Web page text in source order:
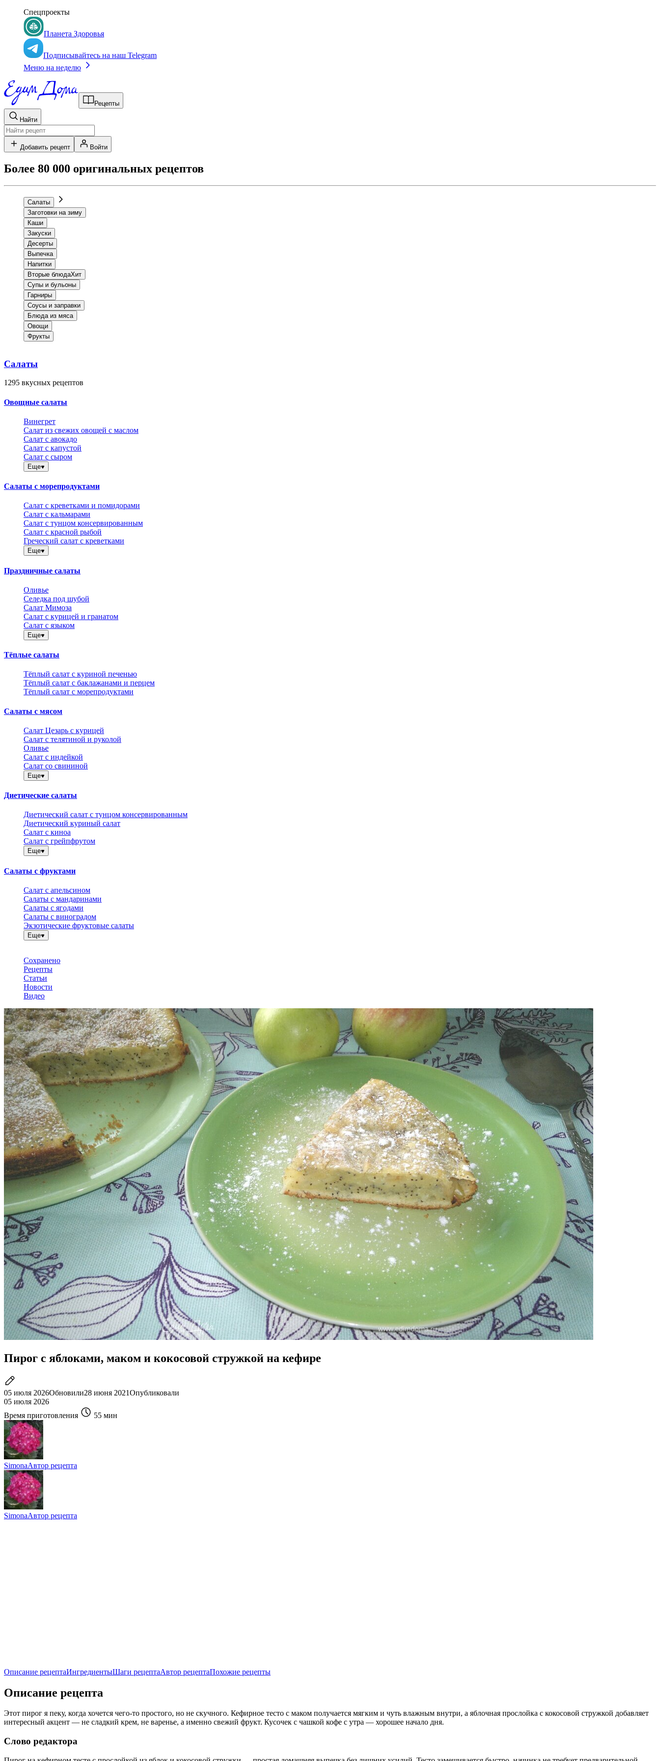
Спецпроекты
Планета Здоровья
Подписывайтесь на наш Telegram
Меню на неделю
Рецепты
Найти
Добавить рецепт Войти
Более 80 000 оригинальных рецептов
Салаты
Заготовки на зиму
Каши
Закуски
Десерты
Выпечка
Напитки
Вторые блюдаХит
Супы и бульоны
Гарниры
Соусы и заправки
Блюда из мяса
Овощи
Фрукты
Салаты
1295 вкусных рецептов
Овощные салаты
Винегрет
Салат из свежих овощей с маслом
Салат с авокадо
Салат с капустой
Салат с сыром
Еще
Салаты с морепродуктами
Салат с креветками и помидорами
Салат с кальмарами
Салат с тунцом консервированным
Салат с красной рыбой
Греческий салат с креветками
Еще
Праздничные салаты
Оливье
Селедка под шубой
Салат Мимоза
Салат с курицей и гранатом
Салат с языком
Еще
Тёплые салаты
Тёплый салат с куриной печенью
Тёплый салат с баклажанами и перцем
Тёплый салат с морепродуктами
Салаты с мясом
Салат Цезарь с курицей
Салат с телятиной и руколой
Оливье
Салат с индейкой
Салат со свининой
Еще
Диетические салаты
Диетический салат с тунцом консервированным
Диетический куриный салат
Салат с киноа
Салат с грейпфрутом
Еще
Салаты с фруктами
Салат с апельсином
Салаты с мандаринами
Салаты с ягодами
Салаты с виноградом
Экзотические фруктовые салаты
Еще
Сохранено
Рецепты
Статьи
Новости
Видео
Пирог с яблоками, маком и кокосовой стружкой на кефире
05 июля 2026Обновили28 июня 2021Опубликовали
05 июля 2026
Время приготовления
55 мин
SimonaАвтор рецепта
SimonaАвтор рецепта
Описание рецептаИнгредиентыШаги рецептаАвтор рецептаПохожие рецепты
Описание рецепта
Этот пирог я пеку, когда хочется чего-то простого, но не скучного. Кефирное тесто с маком получается мягким и чуть влажным внутри, а яблочная прослойка с кокосовой стружкой добавляет
интересный акцент — не сладкий крем, не варенье, а именно свежий фрукт. Кусочек с чашкой кофе с утра — хорошее начало дня.
Слово редактора